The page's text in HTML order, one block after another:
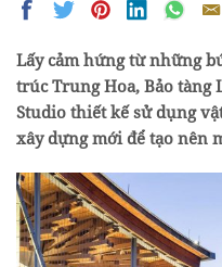
Lấy cảm hứng từ những
trúc Trung Hoa, Bảo tàng
Studio thiết kế sử dụng
xây dựng mới để tạo nên